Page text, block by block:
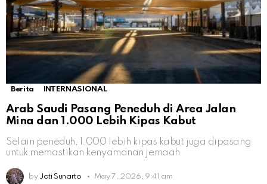
Berita INTERNASIONAL
Arab Saudi Pasang Peneduh di Area Jalan
Mina dan 1.000 Lebih Kipas Kabut
Selain peneduh, 1.000 lebih kipas kabut juga dipasang
untuk memastikan kenyamanan jemaah
by Jati Sunarto May 7, 2026, 9:41 am